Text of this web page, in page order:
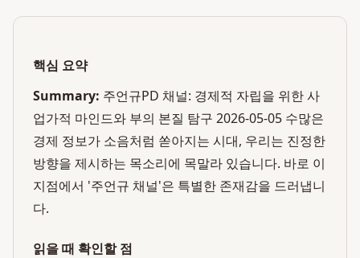
핵심 요약
Summary: 주언규PD 채널: 경제적 자립을 위한 사
업가적 마인드와 부의 본질 탐구 2026-05-05 수많은
경제 정보가 소음처럼 쏟아지는 시대, 우리는 진정한
방향을 제시하는 목소리에 목말라 있습니다. 바로 이
지점에서 '주언규 채널'은 특별한 존재감을 드러냅니
다.
읽을 때 확인할 점